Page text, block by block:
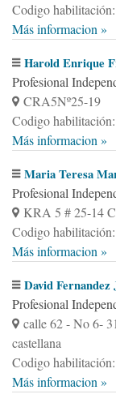
Codigo
Más informacion »
Harold Enrique
Profesional
CRA5Nº25-19
Codigo
Más informacion »
Maria Teresa
Profesional
KRA 5 # 25-14
Codigo
Más informacion »
David Fernandez
Profesional
calle 62 - No 6-
castellana
Codigo
Más informacion »